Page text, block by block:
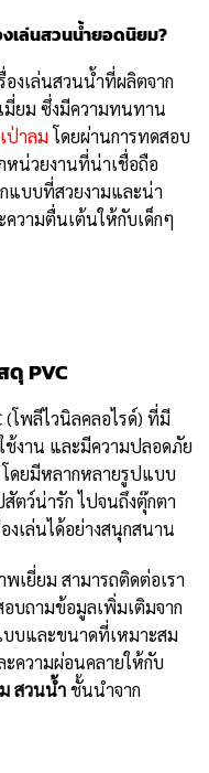
งเล่นสวนน้ำยอดนิยม?
องเล่นสวนน้ำที่ผลิตจาก
มี่ยม ซึ่งมีความทนทาน
ป่าลม โดยผ่านการทดสอบ
หน่วยงานที่น่าเชื่อถือ
แบบที่สวยงามและน่า
วามตื่นเต้นให้กับเด็กๆ
PVC
(โพลีไวนิลคลอไรด์) ที่มี
งาน และมีความปลอดภัย
โดยมีหลากหลายรูปแบบ
ตว์น่ารัก ไปจนถึงตุ๊กตา
เล่นได้อย่างสนุกสนาน
เยี่ยม สามารถติดต่อเรา
บถามข้อมูลเพิ่มเติมจาก
บและขนาดที่เหมาะสม
ความผ่อนคลายให้กับ
สวนน้ำชั้นนำจาก